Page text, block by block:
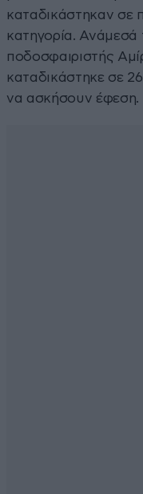
καταδικάστηκαν σε
κατηγορία. Ανάμεσά
ποδοσφαιριστής
καταδικάστηκε σε
να ασκήσουν έφεση.